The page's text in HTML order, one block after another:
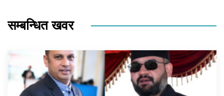
सम्बन्धित खवर